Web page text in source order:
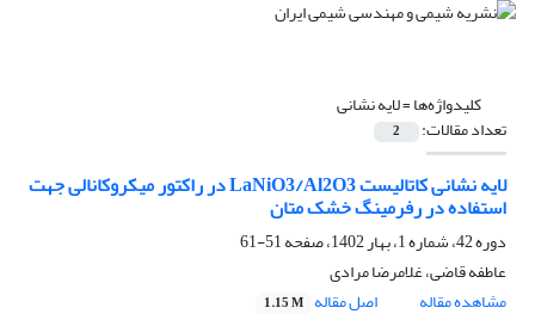
کلیدواژه‌ها =لایه نشانی
تعداد مقالات: 2
لایه نشانی کاتالیست LaNiO3/Al2O3 در راکتور میکروکانالی جهت
استفاده در رفرمینگ خشک متان
دوره 42، شماره 1، بهار 1402، صفحه
51-61
عاطفه قاضی، غلامرضا مرادی
مشاهده مقاله
اصل مقاله 1.15 M